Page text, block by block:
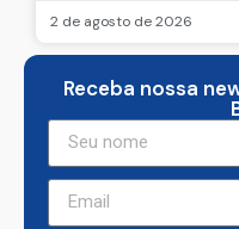
02/08/2026
LER NOTICIA
Receba nossa